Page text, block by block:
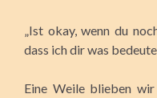
„Ist okay, wenn du
dass ich dir was
Eine Weile blieben